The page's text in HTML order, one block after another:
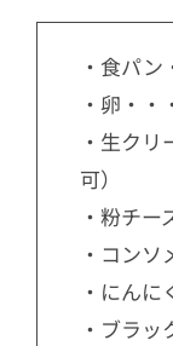
・食パン
・卵・・
・生ク
可）
・粉チー
・コン
・にん
・ブラ